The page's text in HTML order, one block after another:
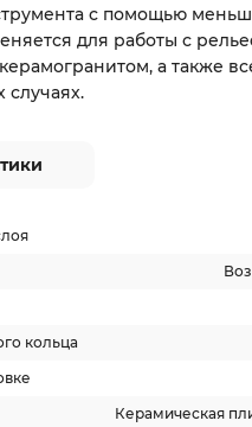
с помощью
для работы с
а также
случаях.
кольца
Керамическая